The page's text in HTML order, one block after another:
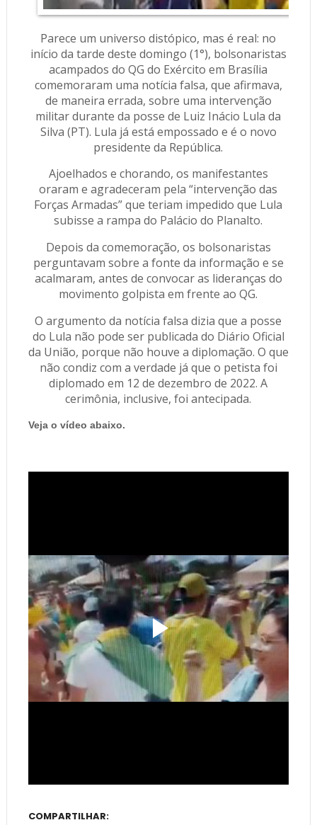
Parece um universo distópico, mas é real: no
início da tarde deste domingo (1°), bolsonaristas
acampados do QG do Exército em Brasília
comemoraram uma notícia falsa, que afirmava,
de maneira errada, sobre uma intervenção
militar durante da posse de Luiz Inácio Lula da
Silva (PT). Lula já está empossado e é o novo
presidente da República.
Ajoelhados e chorando, os manifestantes
oraram e agradeceram pela “intervenção das
Forças Armadas” que teriam impedido que Lula
subisse a rampa do Palácio do Planalto.
Depois da comemoração, os bolsonaristas
perguntavam sobre a fonte da informação e se
acalmaram, antes de convocar as lideranças do
movimento golpista em frente ao QG.
O argumento da notícia falsa dizia que a posse
do Lula não pode ser publicada do Diário Oficial
da União, porque não houve a diplomação. O que
não condiz com a verdade já que o petista foi
diplomado em 12 de dezembro de 2022. A
cerimônia, inclusive, foi antecipada.
Veja o vídeo abaixo.
COMPARTILHAR: